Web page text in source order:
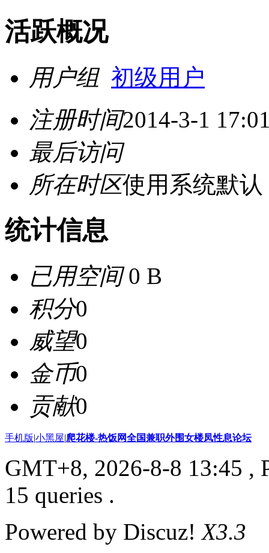
活跃概况
用户组 初级用户
注册时间2014-3-1
最后访问
所在时区使用系统默认
统计信息
已用空间0 B
积分0
威望0
金币0
贡献0
手机版|小黑屋|爬花楼-热饭网全国兼职外围女楼凤性息论坛
GMT+8, 2026-8-8 13:45 ,
15 queries .
Powered by Discuz!X3.3